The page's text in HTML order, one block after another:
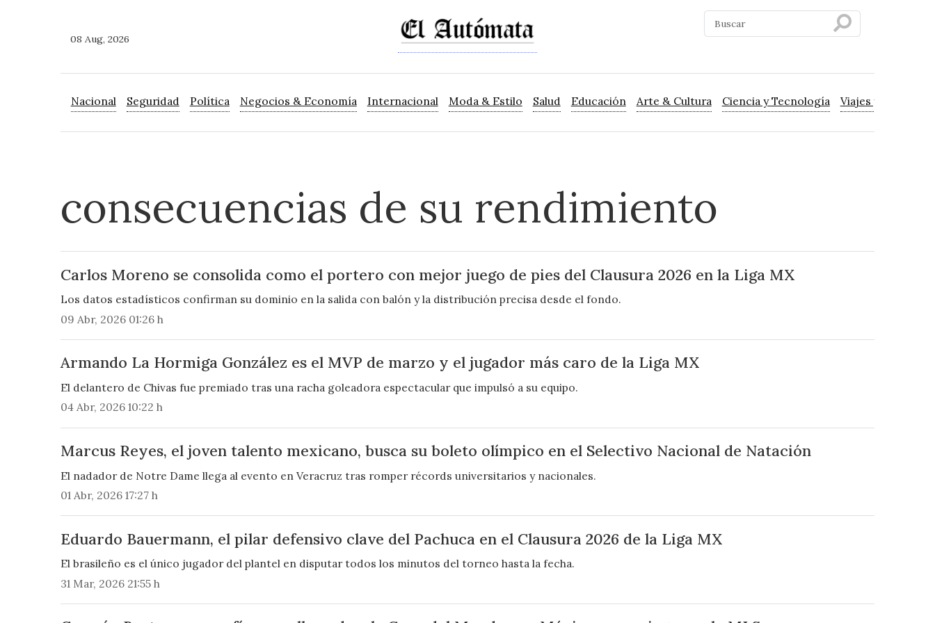
08 Aug, 2026
Nacional Seguridad Política Negocios & Economía Internacional Moda & Estilo Salud Educación Arte & Cultura Ciencia y Tecnología Viajes y Turismo
consecuencias de su rendimiento
Carlos Moreno se consolida como el portero con mejor juego de pies del Clausura 2026 en la Liga MX
Los datos estadísticos confirman su dominio en la salida con balón y la distribución precisa desde el fondo.
09 Abr, 2026 01:26 h
Armando La Hormiga González es el MVP de marzo y el jugador más caro de la Liga MX
El delantero de Chivas fue premiado tras una racha goleadora espectacular que impulsó a su equipo.
04 Abr, 2026 10:22 h
Marcus Reyes, el joven talento mexicano, busca su boleto olímpico en el Selectivo Nacional de Natación
El nadador de Notre Dame llega al evento en Veracruz tras romper récords universitarios y nacionales.
01 Abr, 2026 17:27 h
Eduardo Bauermann, el pilar defensivo clave del Pachuca en el Clausura 2026 de la Liga MX
El brasileño es el único jugador del plantel en disputar todos los minutos del torneo hasta la fecha.
31 Mar, 2026 21:55 h